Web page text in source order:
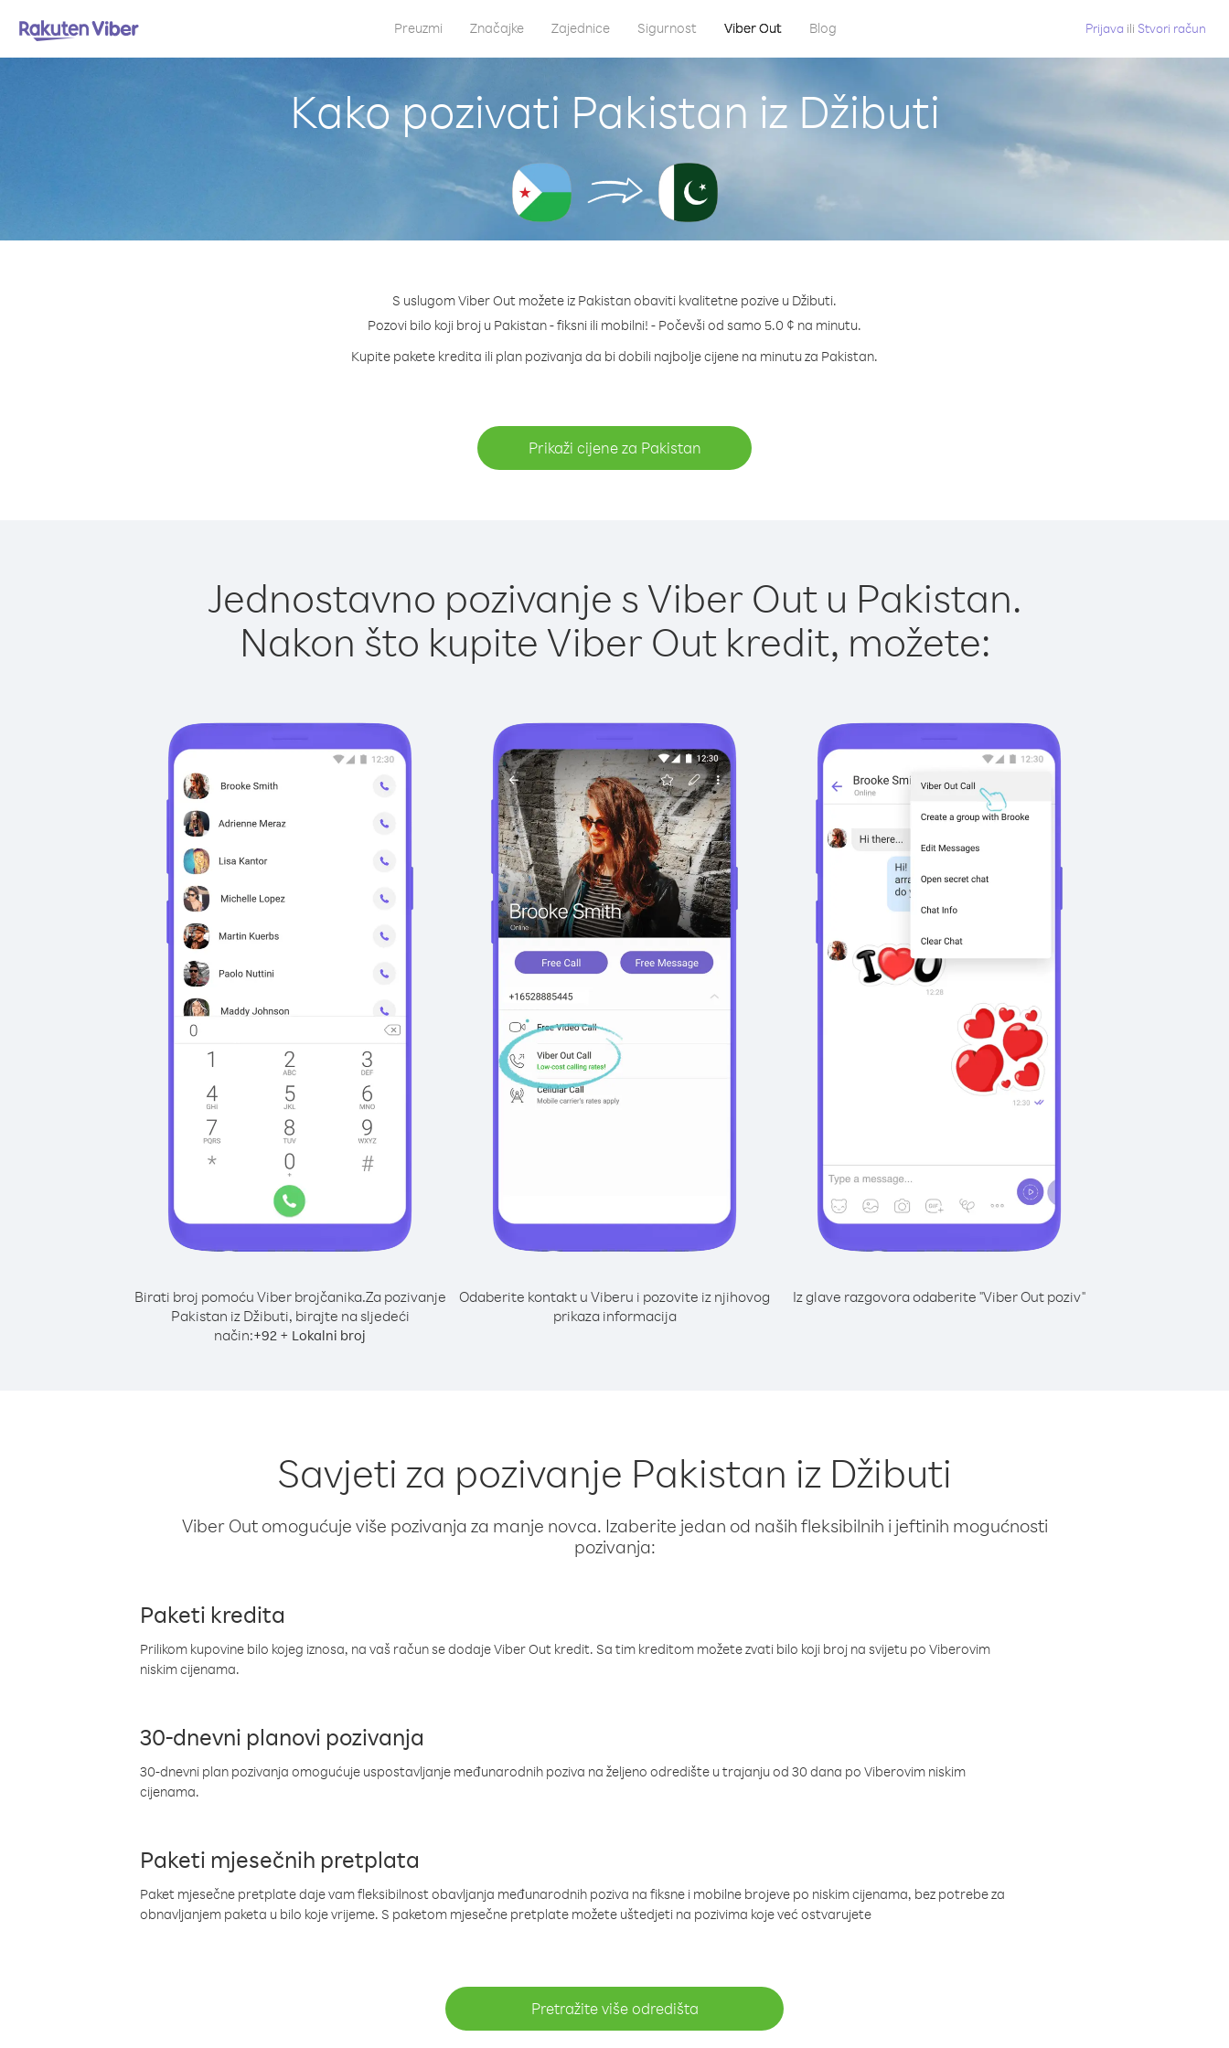
Preuzmi Značajke Zajednice Sigurnost Viber Out Blog Prijava ili Stvori račun
Kako pozivati Pakistan iz Džibuti
S uslugom Viber Out možete iz Pakistan obaviti kvalitetne pozive u Džibuti.
Pozovi bilo koji broj u Pakistan - fiksni ili mobilni! - Počevši od samo 5.0 ¢ na minutu.
Kupite pakete kredita ili plan pozivanja da bi dobili najbolje cijene na minutu za Pakistan.
Prikaži cijene za Pakistan
Jednostavno pozivanje s Viber Out u Pakistan.
Nakon što kupite Viber Out kredit, možete:
Birati broj pomoću Viber brojčanika.Za pozivanje
Pakistan iz Džibuti, birajte na sljedeći
način:+92 + Lokalni broj
Odaberite kontakt u Viberu i pozovite iz njihovog
prikaza informacija
Iz glave razgovora odaberite "Viber Out poziv"
Savjeti za pozivanje Pakistan iz Džibuti
Viber Out omogućuje više pozivanja za manje novca. Izaberite jedan od naših fleksibilnih i jeftinih mogućnosti
pozivanja:
Paketi kredita
Prilikom kupovine bilo kojeg iznosa, na vaš račun se dodaje Viber Out kredit. Sa tim kreditom možete zvati bilo koji broj na svijetu po Viberovim
niskim cijenama.
30-dnevni planovi pozivanja
30-dnevni plan pozivanja omogućuje uspostavljanje međunarodnih poziva na željeno odredište u trajanju od 30 dana po Viberovim niskim
cijenama.
Paketi mjesečnih pretplata
Paket mjesečne pretplate daje vam fleksibilnost obavljanja međunarodnih poziva na fiksne i mobilne brojeve po niskim cijenama, bez potrebe za
obnavljanjem paketa u bilo koje vrijeme. S paketom mjesečne pretplate možete uštedjeti na pozivima koje već ostvarujete
Pretražite više odredišta